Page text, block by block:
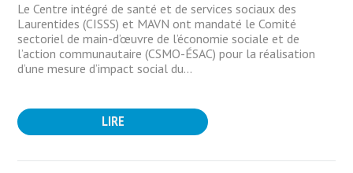
Le Centre intégré de santé et de services sociaux des
Laurentides (CISSS) et MAVN ont mandaté le Comité
sectoriel de main-d’œuvre de l’économie sociale et de
l’action communautaire (CSMO-ÉSAC) pour la réalisation
d’une mesure d’impact social du...
LIRE